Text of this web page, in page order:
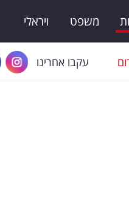
משפט ויראלי
עקבו אחרינו